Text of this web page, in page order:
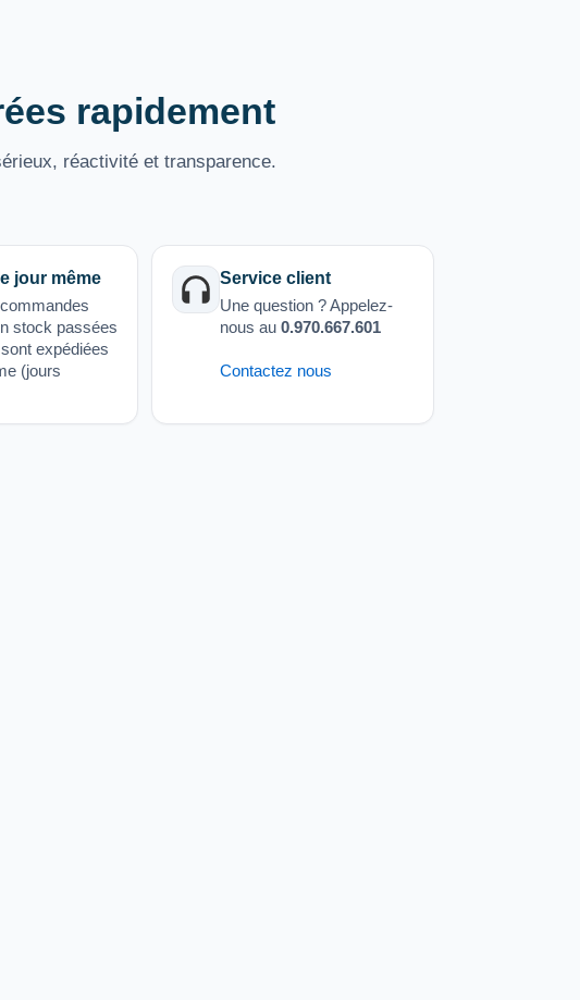
rapidement
réactivité et transparence.
jour même
stock passées
expédiées
(jours
Service client
Une question ? Appelez-
nous au 0.970.667.601
Contactez nous